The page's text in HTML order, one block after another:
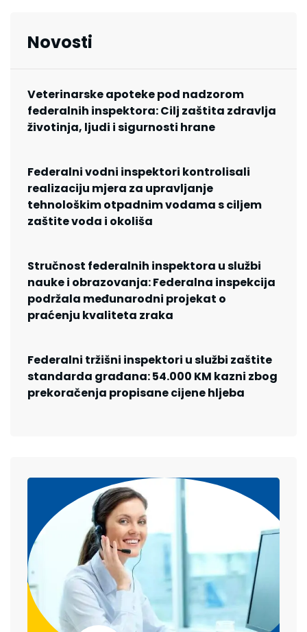
Novosti
Veterinarske apoteke pod nadzorom
federalnih inspektora: Cilj zaštita zdravlja
životinja, ljudi i sigurnosti hrane
Federalni vodni inspektori kontrolisali
realizaciju mjera za upravljanje
tehnološkim otpadnim vodama s ciljem
zaštite voda i okoliša
Stručnost federalnih inspektora u službi
nauke i obrazovanja: Federalna inspekcija
podržala međunarodni projekat o
praćenju kvaliteta zraka
Federalni tržišni inspektori u službi zaštite
standarda građana: 54.000 KM kazni zbog
prekoračenja propisane cijene hljeba